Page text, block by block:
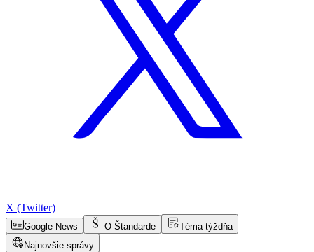
X (Twitter)
Google News O Štandarde
Téma týždňa
Najnovšie správy